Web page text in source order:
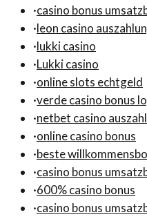
·casino bonus
·leon casino
·lukki casino
·Lukki casino
·online slots echtgeld
·verde casino bonus
·netbet casino
·online casino bonus
·beste
·casino bonus
·600% casino bonus
·casino bonus